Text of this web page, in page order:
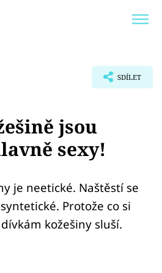
SDÍLET
jsou
sexy!
je neetické. Naštěstí se
Protože co si
kožešiny sluší.